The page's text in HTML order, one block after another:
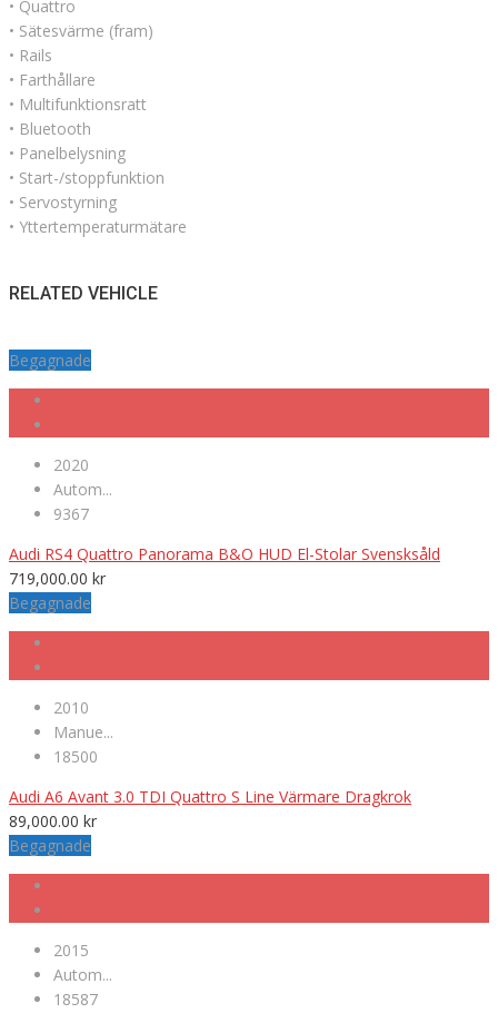
• Quattro
• Sätesvärme (fram)
• Rails
• Farthållare
• Multifunktionsratt
• Bluetooth
• Panelbelysning
• Start-/stoppfunktion
• Servostyrning
• Yttertemperaturmätare
RELATED VEHICLE
Begagnade
2020
Autom...
9367
Audi RS4 Quattro Panorama B&O HUD El-Stolar Svensksåld
719,000.00 kr
Begagnade
2010
Manue...
18500
Audi A6 Avant 3.0 TDI Quattro S Line Värmare Dragkrok
89,000.00 kr
Begagnade
2015
Autom...
18587